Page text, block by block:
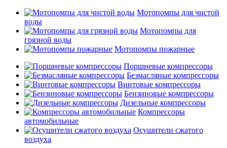
Мотопомпы для чистой
воды
Мотопомпы для
грязной воды
Мотопомпы пожарные
Поршневые компрессоры
Безмасляные компрессоры
Винтовые компрессоры
Бензиновые компрессоры
Дизельные компрессоры
Компрессоры
автомобильные
Осушители сжатого
воздуха